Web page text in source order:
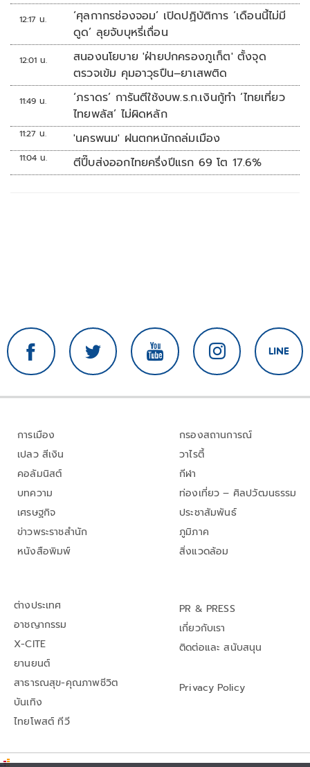
12:17 น.
‘ศุลกากรช่องจอม’ เปิดปฏิบัติการ ‘เดือนนี้ไม่มี
ดูด’ ลุยจับบุหรี่เถื่อน
12:01 น.
สนองนโยบาย 'ฝ่ายปกครองภูเก็ต' ตั้งจุด
ตรวจเข้ม คุมอาวุธปืน–ยาเสพติด
11:49 น.
‘ภราดร’ การันตีใช้งบพ.ร.ก.เงินกู้ทำ ‘ไทยเที่ยว
ไทยพลัส’ ไม่ผิดหลัก
11:27 น. 'นครพนม' ฝนตกหนักถล่มเมือง
11:04 น. ตีปี๊บส่งออกไทยครึ่งปีแรก 69 โต 17.6%
การเมือง
เปลว สีเงิน
คอลัมนิสต์
บทความ
เศรษฐกิจ
ข่าวพระราชสำนัก
หนังสือพิมพ์
กรองสถานการณ์
วาไรตี้
กีฬา
ท่องเที่ยว – ศิลปวัฒนธรรม
ประชาสัมพันธ์
ภูมิภาค
สิ่งแวดล้อม
ต่างประเทศ
อาชญากรรม
X-CITE
ยานยนต์
สาธารณสุข-คุณภาพชีวิต
บันเทิง
ไทยโพสต์ ทีวี
PR & PRESS
เกี่ยวกับเรา
ติดต่อและ สนับสนุน
Privacy Policy